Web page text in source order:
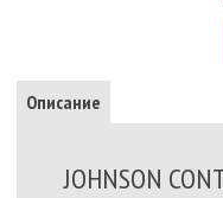
Описание
JOHNSON